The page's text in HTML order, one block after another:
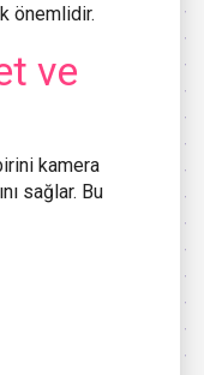
önemlidir.
ve
kamera
sağlar. Bu